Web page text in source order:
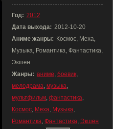
Год: 2012
Дата выхода: 2012-10-20
Аниме жанры: Космос, Меха,
Музыка, Романтика, Фантастика,
Экшен
Жанры: аниме, боевик,
мелодрама, музыка,
мультфильм, фантастика,
Космос, Меха, Музыка,
Романтика, Фантастика, Экшен